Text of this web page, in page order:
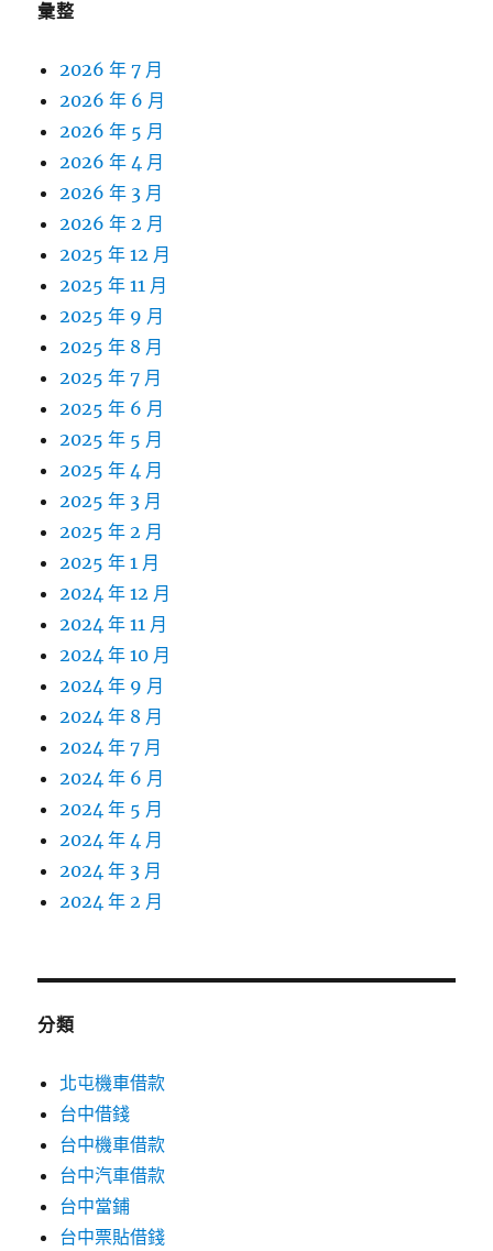
彙整
2026 年 7 月
2026 年 6 月
2026 年 5 月
2026 年 4 月
2026 年 3 月
2026 年 2 月
2025 年 12 月
2025 年 11 月
2025 年 9 月
2025 年 8 月
2025 年 7 月
2025 年 6 月
2025 年 5 月
2025 年 4 月
2025 年 3 月
2025 年 2 月
2025 年 1 月
2024 年 12 月
2024 年 11 月
2024 年 10 月
2024 年 9 月
2024 年 8 月
2024 年 7 月
2024 年 6 月
2024 年 5 月
2024 年 4 月
2024 年 3 月
2024 年 2 月
分類
北屯機車借款
台中借錢
台中機車借款
台中汽車借款
台中當鋪
台中票貼借錢